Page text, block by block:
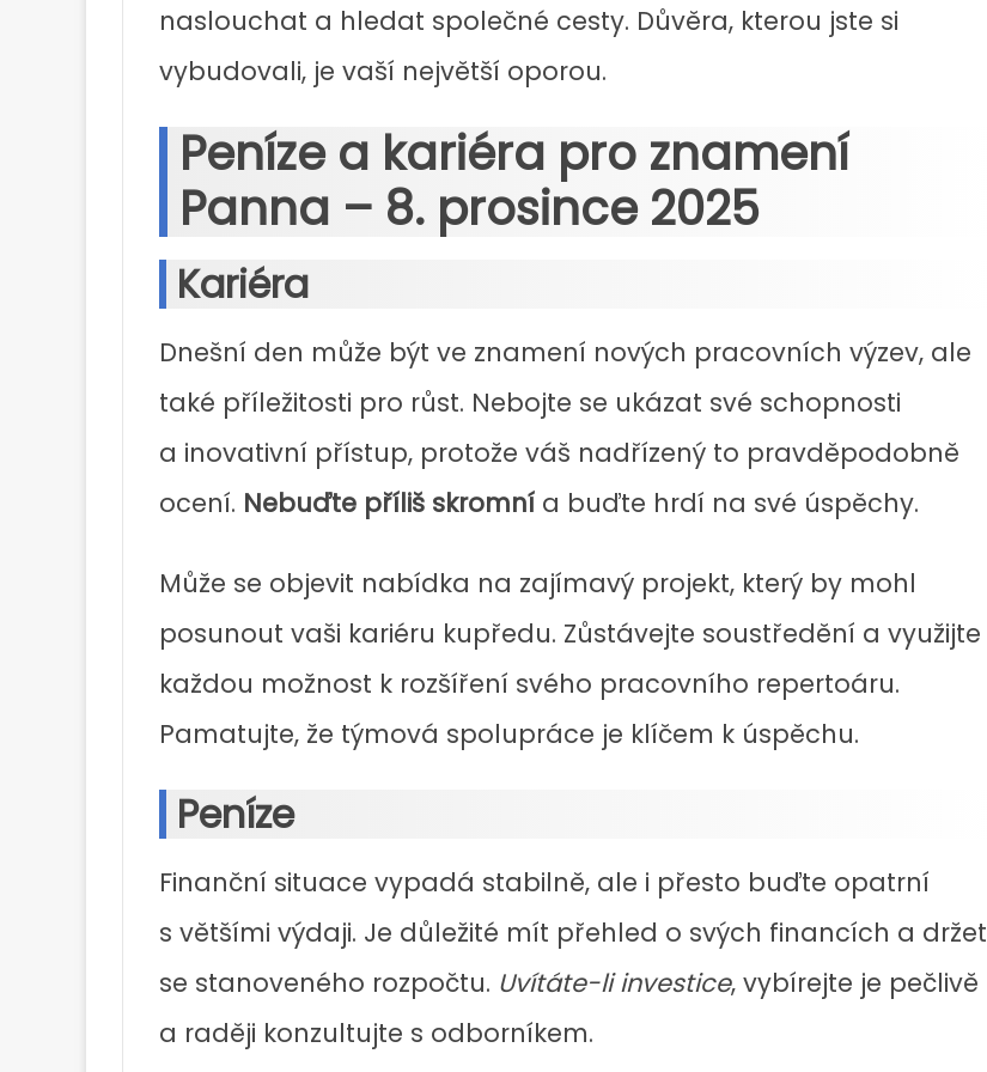
naslouchat a hledat společné cesty. Důvěra, kterou jste si
vybudovali, je vaší největší oporou.
Peníze a kariéra pro znamení
Panna – 8. prosince 2025
Kariéra
Dnešní den může být ve znamení nových pracovních výzev, ale
také příležitosti pro růst. Nebojte se ukázat své schopnosti
a inovativní přístup, protože váš nadřízený to pravděpodobně
ocení. Nebuďte příliš skromní a buďte hrdí na své úspěchy.
Může se objevit nabídka na zajímavý projekt, který by mohl
posunout vaši kariéru kupředu. Zůstávejte soustředění a využijte
každou možnost k rozšíření svého pracovního repertoáru.
Pamatujte, že týmová spolupráce je klíčem k úspěchu.
Peníze
Finanční situace vypadá stabilně, ale i přesto buďte opatrní
s většími výdaji. Je důležité mít přehled o svých financích a držet
se stanoveného rozpočtu. Uvítáte-li investice, vybírejte je pečlivě
a raději konzultujte s odborníkem.